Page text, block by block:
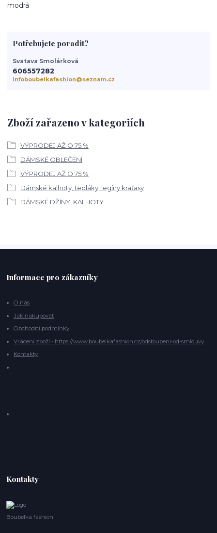
modrá
Zboží zařazeno v kategoriích
VÝPRODEJ AŽ O 75 %
DÁMSKÉ OBLEČENÍ
VÝPRODEJ AŽ O 75 %
Dámské kalhoty, tepláky, legíny,kraťasy
DÁMSKÉ DŽÍNY, KALHOTY
Potřebujete poradit?
Svatava Smolárková
606557282
infoboubelkafashion@seznam.cz
Informace pro zákazníky
O nás
Jak nakupovat
Obchodní podmínky
Vrácení zboží - https://www.boubelkafashion.cz/odstoupeni-od-smlouvy
Kontakty
Kontakty
Boubelka fashion